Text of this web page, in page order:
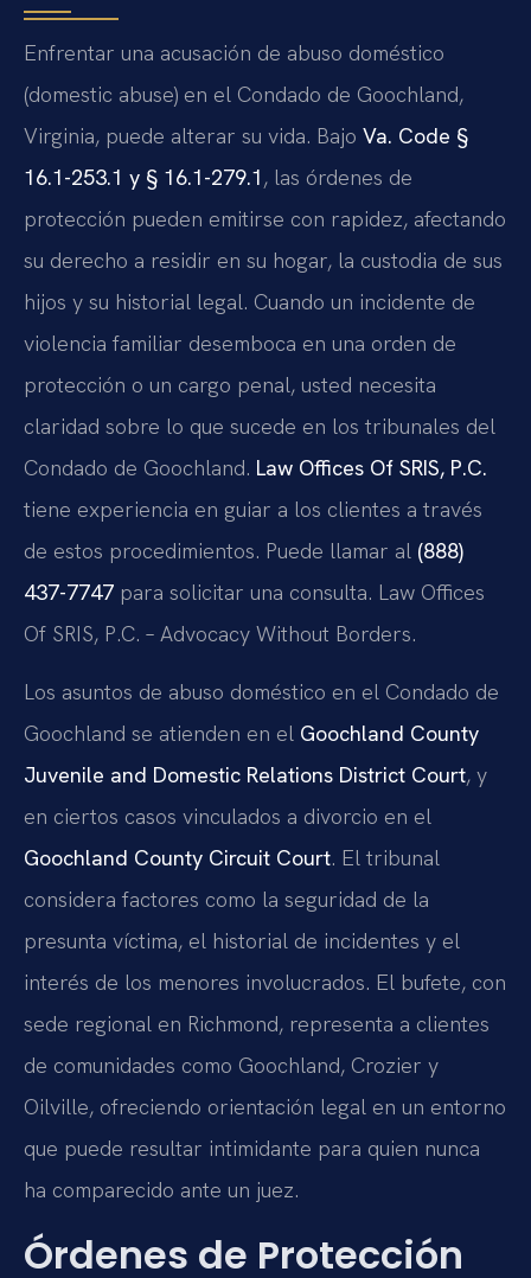
Enfrentar una acusación de abuso doméstico
(domestic abuse) en el Condado de Goochland,
Virginia, puede alterar su vida. Bajo Va. Code §
16.1-253.1 y § 16.1-279.1 , las órdenes de
protección pueden emitirse con rapidez, afectando
su derecho a residir en su hogar, la custodia de sus
hijos y su historial legal. Cuando un incidente de
violencia familiar desemboca en una orden de
protección o un cargo penal, usted necesita
claridad sobre lo que sucede en los tribunales del
Condado de Goochland. Law Offices Of SRIS, P.C.
tiene experiencia en guiar a los clientes a través
de estos procedimientos. Puede llamar al (888)
437-7747 para solicitar una consulta. Law Offices
Of SRIS, P.C. – Advocacy Without Borders.
Los asuntos de abuso doméstico en el Condado de
Goochland se atienden en el Goochland County
Juvenile and Domestic Relations District Court, y
en ciertos casos vinculados a divorcio en el
Goochland County Circuit Court. El tribunal
considera factores como la seguridad de la
presunta víctima, el historial de incidentes y el
interés de los menores involucrados. El bufete, con
sede regional en Richmond, representa a clientes
de comunidades como Goochland, Crozier y
Oilville, ofreciendo orientación legal en un entorno
que puede resultar intimidante para quien nunca
ha comparecido ante un juez.
Órdenes de Protección